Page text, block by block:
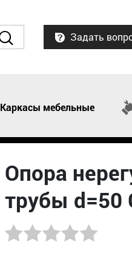
Задать
Каркасы мебельные
Опора
трубы d=50